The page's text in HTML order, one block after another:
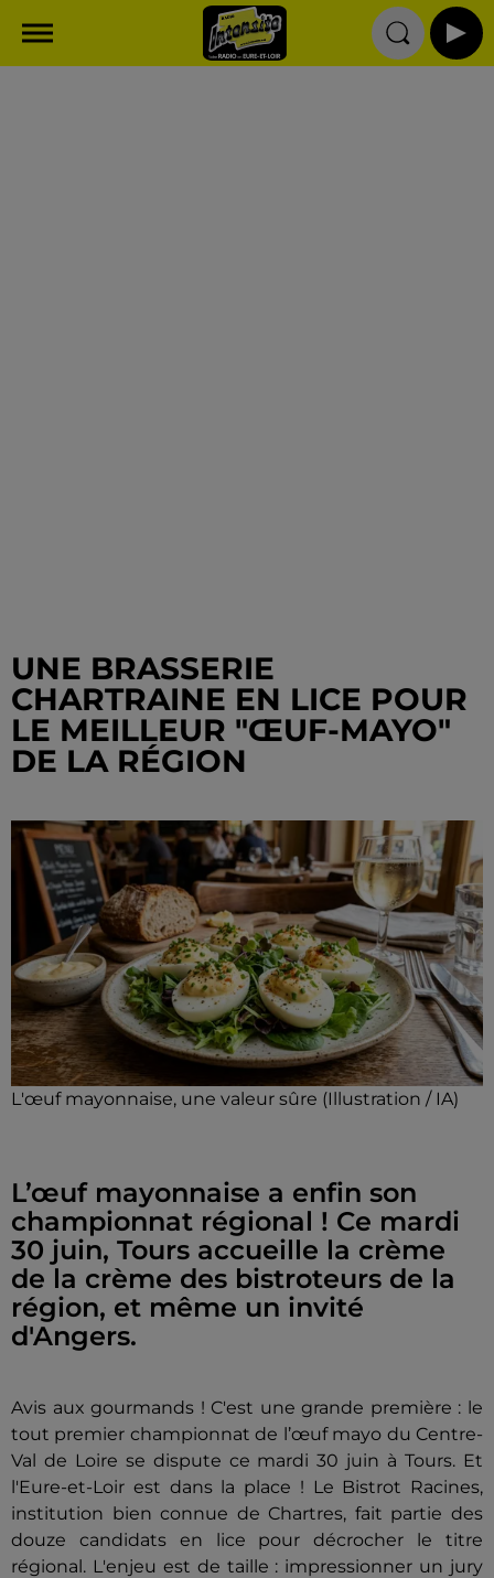
UNE BRASSERIE
CHARTRAINE EN LICE POUR
LE MEILLEUR "ŒUF-MAYO"
DE LA RÉGION
L'œuf mayonnaise, une valeur sûre (Illustration / IA)
L’œuf mayonnaise a enfin son
championnat régional ! Ce mardi
30 juin, Tours accueille la crème
de la crème des bistroteurs de la
région, et même un invité
d'Angers.
Avis aux gourmands ! C'est une grande première : le
tout premier championnat de l’œuf mayo du Centre-
Val de Loire se dispute ce mardi 30 juin à Tours. Et
l'Eure-et-Loir est dans la place ! Le Bistrot Racines,
institution bien connue de Chartres, fait partie des
douze candidats en lice pour décrocher le titre
régional. L'enjeu est de taille : impressionner un jury